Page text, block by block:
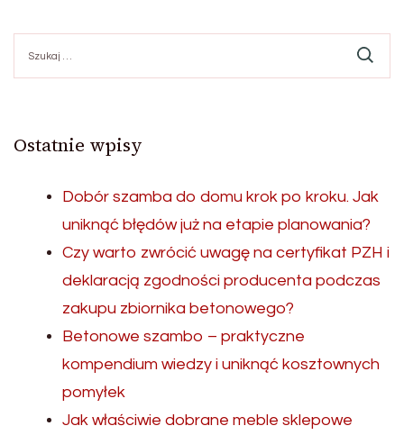
Ostatnie wpisy
Dobór szamba do domu krok po kroku. Jak
uniknąć błędów już na etapie planowania?
Czy warto zwrócić uwagę na certyfikat PZH i
deklaracją zgodności producenta podczas
zakupu zbiornika betonowego?
Betonowe szambo – praktyczne
kompendium wiedzy i uniknąć kosztownych
pomyłek
Jak właściwie dobrane meble sklepowe